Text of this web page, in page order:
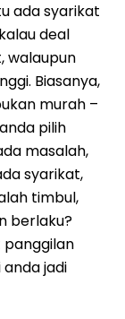
ada syarikat
deal
walaupun
Biasanya,
murah –
pilih
masalah,
syarikat,
timbul,
berlaku?
panggilan
jadi